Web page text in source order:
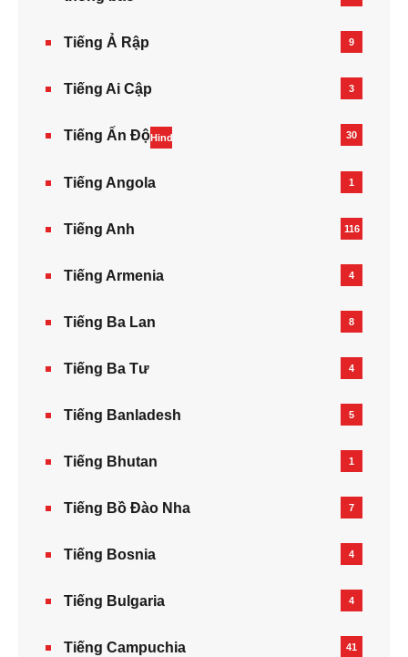
Tiếng Ả Rập 9
Tiếng Ai Cập 3
Tiếng Ấn ĐộHindi 30
Tiếng Angola 1
Tiếng Anh 116
Tiếng Armenia‎ 4
Tiếng Ba Lan 8
Tiếng Ba Tư 4
Tiếng Banladesh 5
Tiếng Bhutan 1
Tiếng Bồ Đào Nha 7
Tiếng Bosnia 4
Tiếng Bulgaria 4
Tiếng Campuchia 41